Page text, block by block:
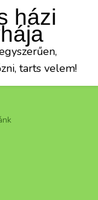
házi
tarts velem!